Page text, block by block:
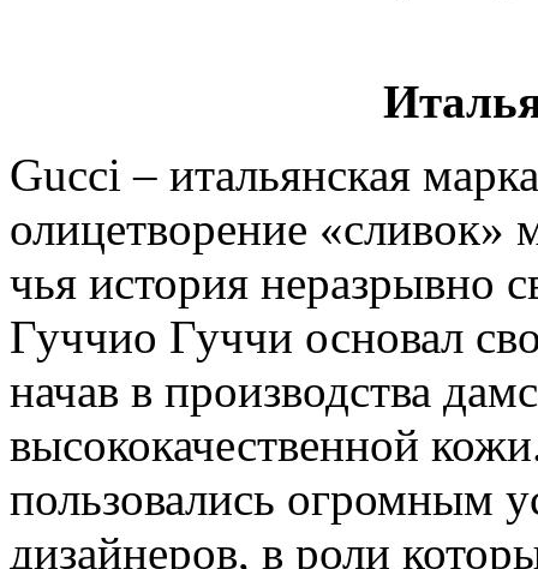
Gucci – итальянская
олицетворение «сливок»
чья история неразрывно
Гуччио Гуччи основал
начав в производства
высококачественной
пользовались огромным
дизайнеров, в роли